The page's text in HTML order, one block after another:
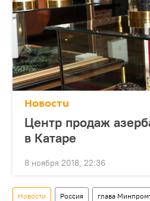
Новости
Центр продаж
в Катаре
8 ноября 2018, 22:36
Новости Россия глава